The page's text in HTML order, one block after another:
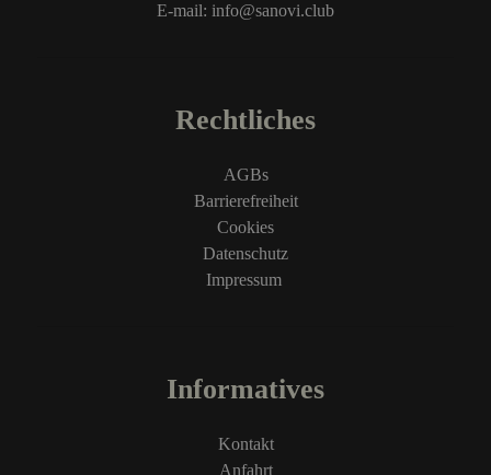
E-mail: info@sanovi.club
Rechtliches
AGBs
Barrierefreiheit
Cookies
Datenschutz
Impressum
Informatives
Kontakt
Anfahrt